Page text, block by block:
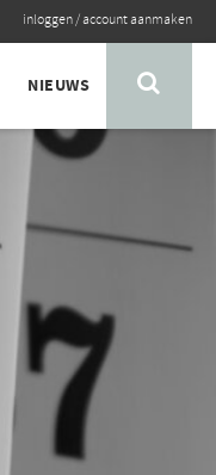
inloggen/account aanmaken
NIEUWS